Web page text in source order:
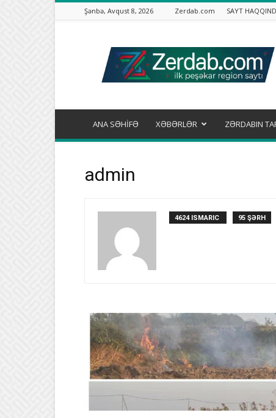
Şənbə, Avqust 8, 2026 Zerdab.com SAYT
ANA SƏHİFƏ XƏBƏRLƏR ZƏRDABIN
admin
4624 ISMARIC 95 ŞƏRH